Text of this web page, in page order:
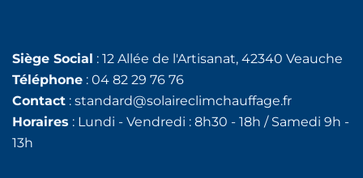
Siège Social : 12 Allée de l'Artisanat, 42340 Veauche
Téléphone : 04 82 29 76 76
Contact : standard@solaireclimchauffage.fr
Horaires : Lundi - Vendredi : 8h30 - 18h / Samedi 9h -
13h